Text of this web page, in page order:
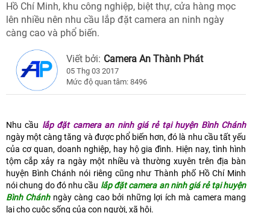
Hồ Chí Minh, khu công nghiệp, biệt thự, cửa hàng mọc
lên nhiều nên nhu cầu lắp đặt camera an ninh ngày
càng cao và phổ biến.
Viết bởi: Camera An Thành Phát
05 Thg 03 2017
Mức độ quan tâm: 8496
Nhu cầu lắp đặt camera an ninh giá rẻ tại huyện Bình Chánh
ngày một càng tăng và được phổ biến hơn, đó là nhu cầu tất yếu
của cơ quan, doanh nghiệp, hay hộ gia đình. Hiện nay, tình hình
tộm cắp xảy ra ngày một nhiều và thường xuyên trên địa bàn
huyện Bình Chánh nói riêng cũng như Thành phố Hồ Chí Minh
nói chung do đó nhu cầu lắp đặt camera an ninh giá rẻ tại huyện
Bình Chánhngày càng cao bởi những lợi ích mà camera mang
lại cho cuộc sống của con người, xã hội.